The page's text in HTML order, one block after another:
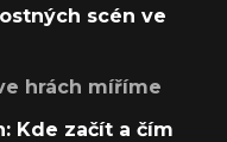
scén ve
hrách míříme
Kde začít a čím